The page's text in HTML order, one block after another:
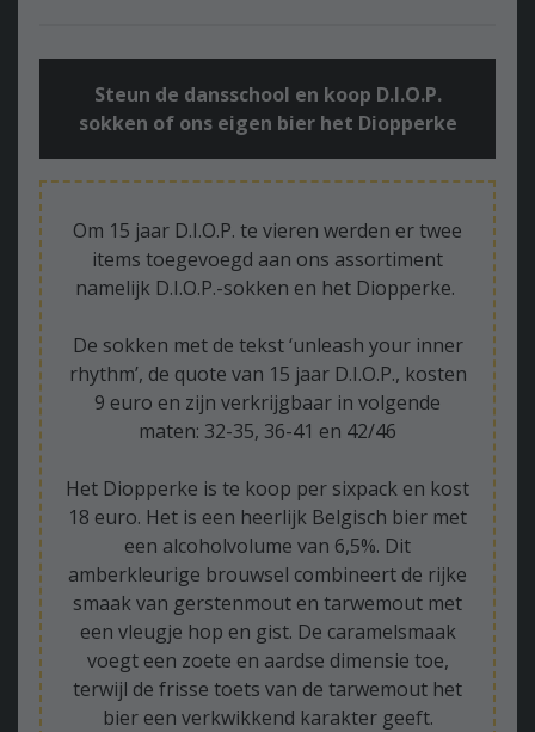
Steun de dansschool en koop D.I.O.P.
sokken of ons eigen bier het Diopperke
Om 15 jaar D.I.O.P. te vieren werden er twee
items toegevoegd aan ons assortiment
namelijk D.I.O.P.-sokken en het Diopperke.
De sokken met de tekst ‘unleash your inner
rhythm’, de quote van 15 jaar D.I.O.P., kosten
9 euro en zijn verkrijgbaar in volgende
maten: 32-35, 36-41 en 42/46
Het Diopperke is te koop per sixpack en kost
18 euro. Het is een heerlijk Belgisch bier met
een alcoholvolume van 6,5%. Dit
amberkleurige brouwsel combineert de rijke
smaak van gerstenmout en tarwemout met
een vleugje hop en gist. De caramelsmaak
voegt een zoete en aardse dimensie toe,
terwijl de frisse toets van de tarwemout het
bier een verkwikkend karakter geeft.